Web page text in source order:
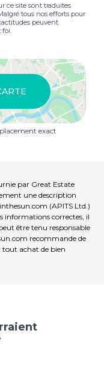
haute qualité,
originale. Les
structurelle fiable
de l'artisanat
sont en plâtre
surfaces peintes
chaleureux. Le
Les portes
naturelle, et
avec une
un confort
l'intimité
facilement vers
ventilation et
la sophistication
Terrasse offre
et enrichi
par une
ce site sont traduites
tous nos efforts pour
peuvent
foi.
exact
par Great Estate
une description
(APITS Ltd.)
informations correctes, il
être tenu responsable
recommande de
achat de bien